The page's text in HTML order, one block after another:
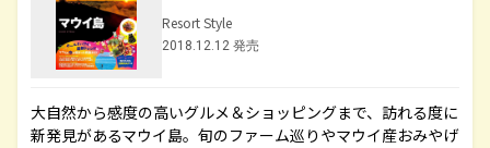
Resort Style
2018.12.12 発売
大自然から感度の高いグルメ＆ショッピングまで、訪れる度に
新発見があるマウイ島。旬のファーム巡りやマウイ産おみやげ